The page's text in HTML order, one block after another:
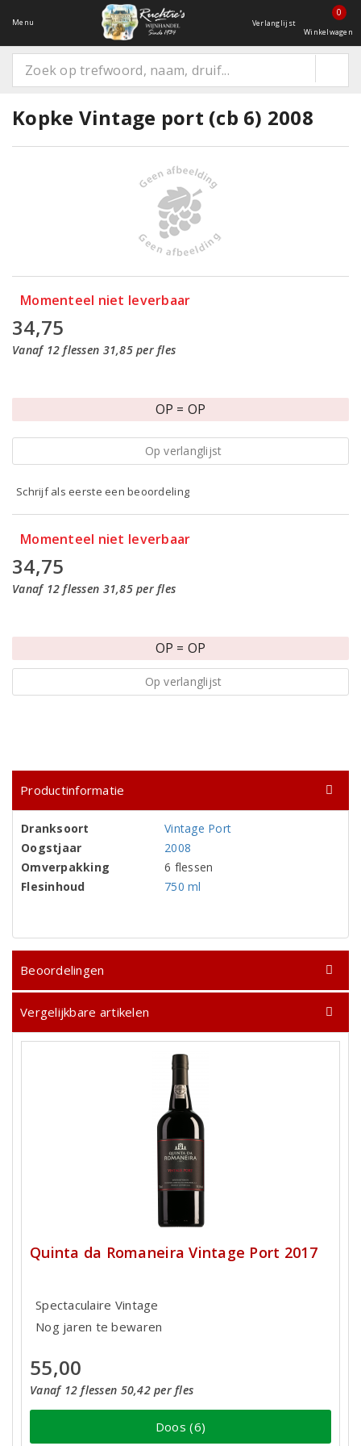
Menu Verlanglijst
0
Winkelwagen
Kopke Vintage port (cb 6) 2008
Momenteel niet leverbaar
34,75
Vanaf 12 flessen 31,85 per fles
OP = OP
Op verlanglijst
Schrijf als eerste een beoordeling
Momenteel niet leverbaar
34,75
Vanaf 12 flessen 31,85 per fles
OP = OP
Op verlanglijst
Productinformatie
Dranksoort
Vintage Port
Oogstjaar
2008
Omverpakking
6 flessen
Flesinhoud
750 ml
Beoordelingen
Vergelijkbare artikelen
Quinta da Romaneira Vintage Port 2017
Spectaculaire Vintage
Nog jaren te bewaren
55,00
Vanaf 12 flessen 50,42 per fles
Doos (6)